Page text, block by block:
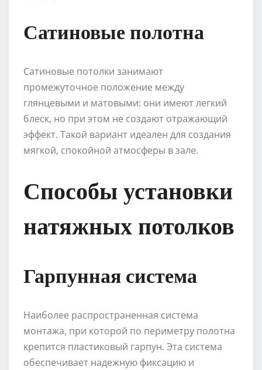
Сатиновые полотна
Сатиновые потолки занимают
промежуточное положение между
глянцевыми и матовыми: они имеют легкий
блеск, но при этом не создают отражающий
эффект. Такой вариант идеален для создания
мягкой, спокойной атмосферы в зале.
Способы установки
натяжных потолков
Гарпунная система
Наиболее распространенная система
монтажа, при которой по периметру полотна
крепится пластиковый гарпун. Эта система
обеспечивает надежную фиксацию и